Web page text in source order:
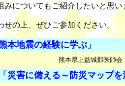
みについてもご紹介したいと思い
の上、ぜひご参加ください。
熊本地震の経験に学ぶ」
熊本県上益城郡医師
「災害に備える～防災マップ